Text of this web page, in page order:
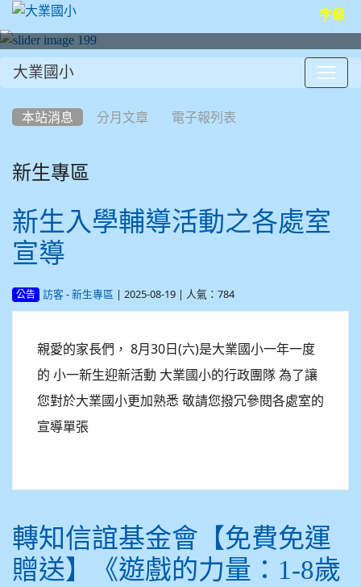
字級
大業國小
本站消息 分月文章 電子報列表
新生專區
新生入學輔導活動之各處室
宣導
公告 訪客 - 新生專區 | 2025-08-19 | 人氣：784
親愛的家長們， 8月30日(六)是大業國小一年一度
的 小一新生迎新活動 大業國小的行政團隊 為了讓
您對於大業國小更加熟悉 敬請您撥冗參閱各處室的
宣導單張
轉知信誼基金會【免費免運
贈送】《遊戲的力量：1-8歲